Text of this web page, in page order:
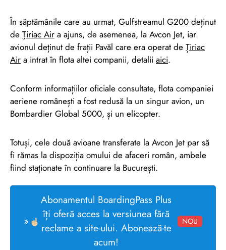
În săptămânile care au urmat, Gulfstreamul G200 deținut
de Țiriac Air a ajuns, de asemenea, la Avcon Jet, iar
avionul deținut de frații Pavăl care era operat de Țiriac
Air a intrat în flota altei companii, detalii aici.
Conform informațiilor oficiale consultate, flota companiei
aeriene românești a fost redusă la un singur avion, un
Bombardier Global 5000, și un elicopter.
Totuși, cele două avioane transferate la Avcon Jet par să
fi rămas la dispoziția omului de afaceri român, ambele
fiind staționate în continuare la București.
»
Abonamentul BoardingPass Plus
îți oferă acces la versiunea fără
reclame a site-ului. Abonează-te
acum!
NOU